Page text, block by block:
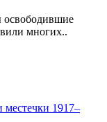
многих..